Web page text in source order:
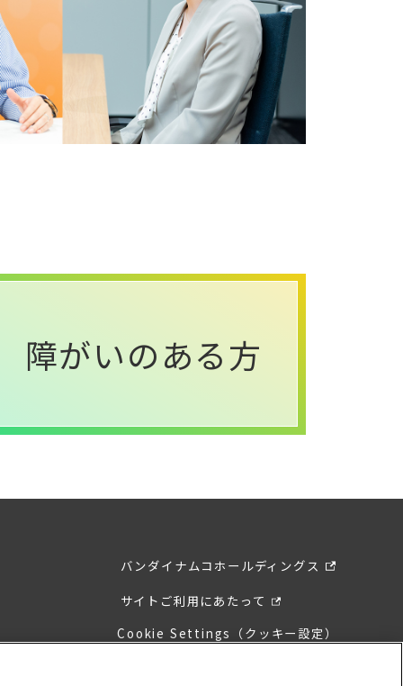
障がいのある方
バンダイナムコホールディングス
サイトご利用にあたって
Cookie Settings（クッキー設定）